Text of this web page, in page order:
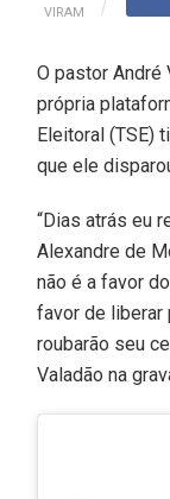
VIRAM
O pastor André
própria
Eleitoral (TSE)
que ele
“Dias atrás eu
Alexandre de
não é a favor
favor de liberar
roubarão seu
Valadão na